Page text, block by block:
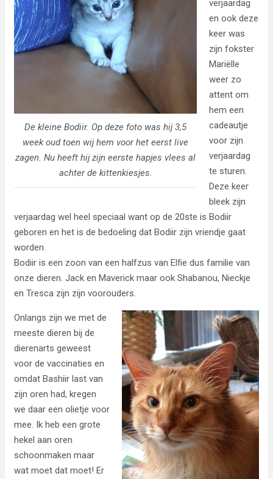
De kleine Bodiir. Op deze foto was hij 3,5
week oud toen wij hem voor het eerst live
zagen. Nu heeft hij zijn eerste hapjes vlees al
achter de kittenkiesjes.
verjaardag
en ook deze
keer was
zijn fokster
Mariëlle
weer zo
attent om
hem een
cadeautje
voor zijn
verjaardag
te sturen.
Deze keer
bleek zijn
verjaardag wel heel speciaal want op de 20ste is Bodiir
geboren en het is de bedoeling dat Bodiir zijn vriendje gaat
worden.
Bodiir is een zoon van een halfzus van Elfie dus familie van
onze dieren. Jack en Maverick maar ook Shabanou, Nieckje
en Tresca zijn zijn voorouders.
Onlangs zijn we met de
meeste dieren bij de
dierenarts geweest
voor de vaccinaties en
omdat Bashiir last van
zijn oren had, kregen
we daar een olietje voor
mee. Ik heb een grote
hekel aan oren
schoonmaken maar
wat moet dat moet! Er